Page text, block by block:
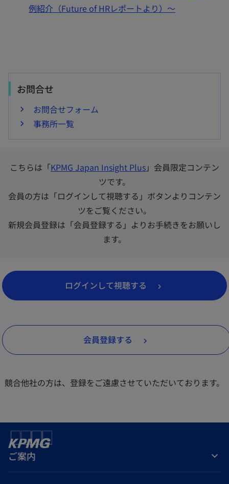
例紹介（Future of HRレポートより）～
お問合せ
お問合せフォーム
事務所一覧
こちらは「KPMG Japan Insight Plus」会員限定コンテン
ツです。
会員の方は「ログインして視聴する」ボタンよりコンテン
ツをご覧ください。
新規会員登録は「会員登録する」よりお手続きをお願いし
ます。
ログインして視聴する
し
タ
で
く
会員登録する
競合他社の方は、登録をご遠慮させていただいております。
ご案内